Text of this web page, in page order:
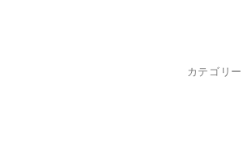
カテゴリ